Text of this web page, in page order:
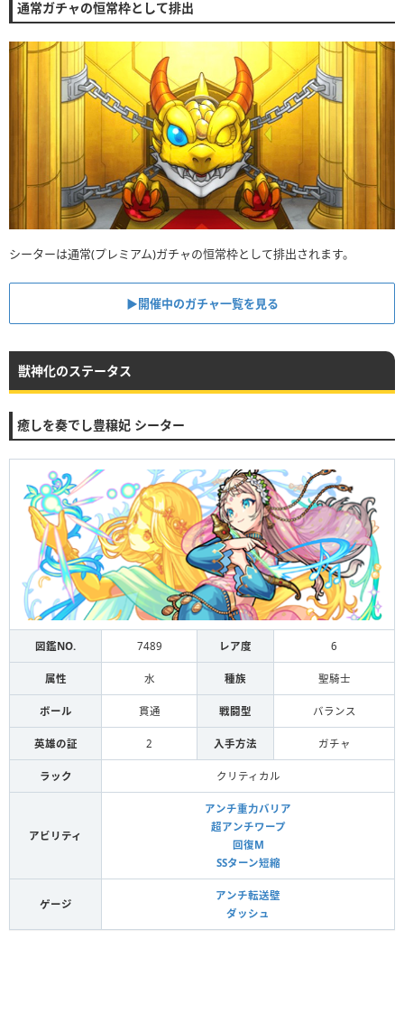
通常ガチャの恒常枠として排出
シーターは通常(プレミアム)ガチャの恒常枠として排出されます。
▶︎開催中のガチャ一覧を見る
獣神化のステータス
癒しを奏でし豊穣妃 シーター
図鑑NO. 7489 レア度 6
属性 水 種族 聖騎士
ボール 貫通 戦闘型 バランス
英雄の証 2 入手方法 ガチャ
ラック クリティカル
アビリティ
アンチ重力バリア
超アンチワープ
回復M
SSターン短縮
ゲージ
アンチ転送壁
ダッシュ